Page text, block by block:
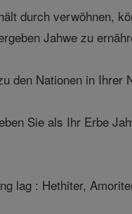
durch verwöhnen,
Jahwe zu
den Nationen in Ihrer
Sie als Ihr Erbe
lag : Hethiter,